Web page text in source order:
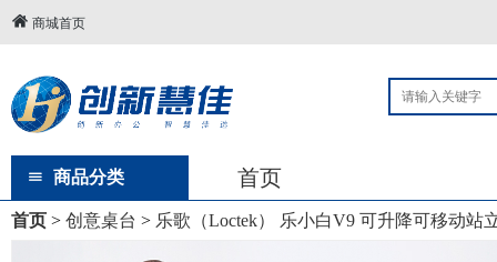
商城首页
商品分类 首页
首页 > 创意桌台 > 乐歌（Loctek） 乐小白V9 可升降可移动站